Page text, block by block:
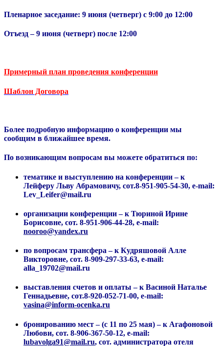
Пленарное заседание: 9 июня (четверг) с 9:00 до 12:00
Отъезд – 9 июня (четверг) после 12:00
Примерный план проведения конференции
Шаблон Договора
Более подробную информацию о конференции мы
сообщим в ближайшее время.
По возникающим вопросам вы можете обратиться по:
тематике и выступлению на конференции –к
Лейферу Льву Абрамовичу, сот.8-951-905-54-30, e-mail:
Lev_Leifer@mail.ru
организации конференции –к Тюриной Ирине
Борисовне, сот. 8-951-906-44-28, e-mail:
nooroo@yandex.ru
по вопросам трансфера –к Кудряшовой Алле
Викторовне, сот. 8-909-297-33-63, e-mail:
alla_19702@mail.ru
выставления счетов и оплаты –кВасиной Наталье
Геннадьевне, сот.8-920-052-71-00, e-mail:
vasina@inform-ocenka.ru
бронированию мест –(с 11 по 25 мая) – к Агафоновой
Любови, сот. 8-906-367-50-12, e-mail:
lubavolga91@mail.ru, сот. администратора отеля